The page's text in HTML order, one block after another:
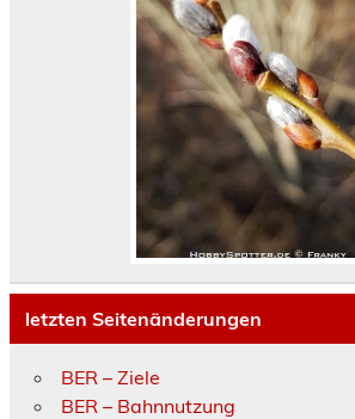
letzten Seitenänderungen
BER – Ziele
BER – Bahnnutzung